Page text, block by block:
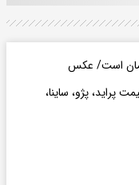
پراید، پژو، ساینا،